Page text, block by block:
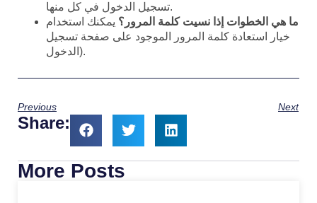
تسجيل الدخول في كل منها.
ما هي الخطوات إذا نسيت كلمة المرور؟ يمكنك استخدام
خيار استعادة كلمة المرور الموجود على صفحة تسجيل
الدخول).
Previous Next
Share:
More Posts